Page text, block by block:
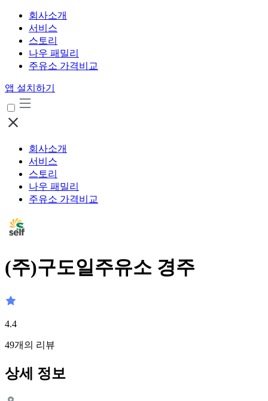
회사소개
서비스
스토리
나우 패밀리
주유소 가격비교
앱 설치하기
회사소개
서비스
스토리
나우 패밀리
주유소 가격비교
(주)구도일주유소 경주
4.4
49개의 리뷰
상세 정보